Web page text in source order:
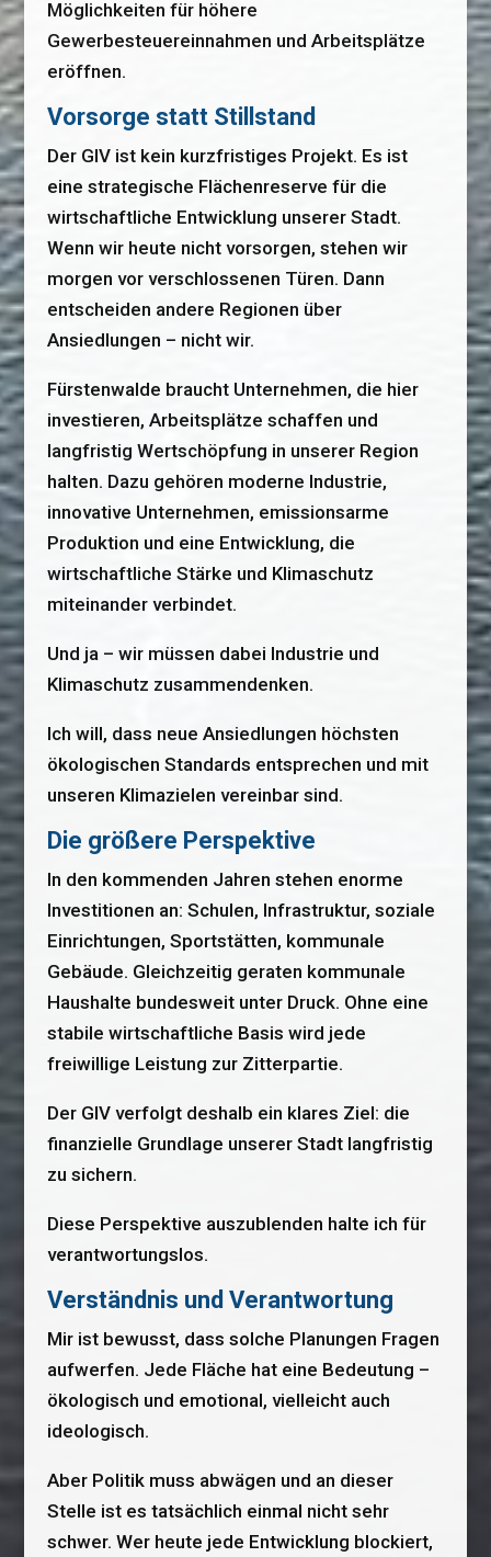
Möglichkeiten für höhere
Gewerbesteuereinnahmen und Arbeitsplätze
eröffnen.
Vorsorge statt Stillstand
Der GIV ist kein kurzfristiges Projekt. Es ist
eine strategische Flächenreserve für die
wirtschaftliche Entwicklung unserer Stadt.
Wenn wir heute nicht vorsorgen, stehen wir
morgen vor verschlossenen Türen. Dann
entscheiden andere Regionen über
Ansiedlungen – nicht wir.
Fürstenwalde braucht Unternehmen, die hier
investieren, Arbeitsplätze schaffen und
langfristig Wertschöpfung in unserer Region
halten. Dazu gehören moderne Industrie,
innovative Unternehmen, emissionsarme
Produktion und eine Entwicklung, die
wirtschaftliche Stärke und Klimaschutz
miteinander verbindet.
Und ja – wir müssen dabei Industrie und
Klimaschutz zusammendenken.
Ich will, dass neue Ansiedlungen höchsten
ökologischen Standards entsprechen und mit
unseren Klimazielen vereinbar sind.
Die größere Perspektive
In den kommenden Jahren stehen enorme
Investitionen an: Schulen, Infrastruktur, soziale
Einrichtungen, Sportstätten, kommunale
Gebäude. Gleichzeitig geraten kommunale
Haushalte bundesweit unter Druck. Ohne eine
stabile wirtschaftliche Basis wird jede
freiwillige Leistung zur Zitterpartie.
Der GIV verfolgt deshalb ein klares Ziel: die
finanzielle Grundlage unserer Stadt langfristig
zu sichern.
Diese Perspektive auszublenden halte ich für
verantwortungslos.
Verständnis und Verantwortung
Mir ist bewusst, dass solche Planungen Fragen
aufwerfen. Jede Fläche hat eine Bedeutung –
ökologisch und emotional, vielleicht auch
ideologisch.
Aber Politik muss abwägen und an dieser
Stelle ist es tatsächlich einmal nicht sehr
schwer. Wer heute jede Entwicklung blockiert,